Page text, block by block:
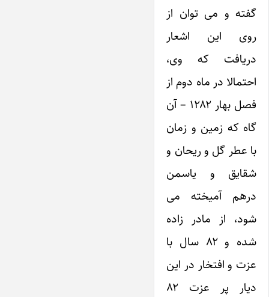
گفته و می توان از
روی این اشعار
دریافت که وی،
احتمالا در ماه دوم از
فصل بهار ۱۲۸۲ – آن
گاه که زمین و زمان
با عطر گل و ریحان و
شقایق و یاسمن
درهم آمیخته می
شود، از مادر زاده
شده و ۸۲ سال با
عزت و افتخار در این
دیار پر عزت ۸۲